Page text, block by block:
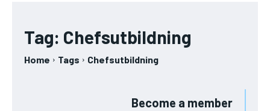
Tag: Chefsutbildning
Home Tags Chefsutbildning
Become a member